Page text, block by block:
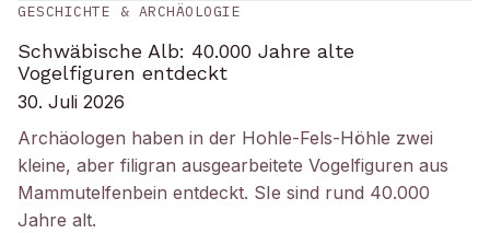
GESCHICHTE & ARCHÄOLOGIE
Schwäbische Alb: 40.000 Jahre alte
Vogelfiguren entdeckt
30. Juli 2026
Archäologen haben in der Hohle-Fels-Höhle zwei
kleine, aber filigran ausgearbeitete Vogelfiguren aus
Mammutelfenbein entdeckt. SIe sind rund 40.000
Jahre alt.